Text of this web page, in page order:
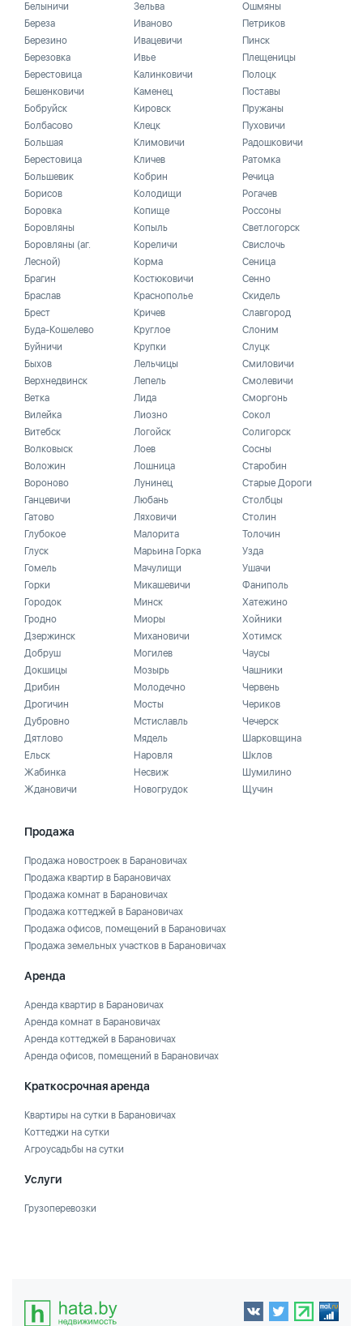
Белыничи
Береза
Березино
Березовка
Берестовица
Бешенковичи
Бобруйск
Болбасово
Большая
Берестовица
Большевик
Борисов
Боровка
Боровляны
Боровляны (аг.
Лесной)
Брагин
Браслав
Брест
Буда-Кошелево
Буйничи
Быхов
Верхнедвинск
Ветка
Вилейка
Витебск
Волковыск
Воложин
Вороново
Ганцевичи
Гатово
Глубокое
Глуск
Гомель
Горки
Городок
Гродно
Дзержинск
Добруш
Докшицы
Дрибин
Дрогичин
Дубровно
Дятлово
Ельск
Жабинка
Ждановичи
Зельва
Иваново
Ивацевичи
Ивье
Калинковичи
Каменец
Кировск
Клецк
Климовичи
Кличев
Кобрин
Колодищи
Копище
Копыль
Кореличи
Корма
Костюковичи
Краснополье
Кричев
Круглое
Крупки
Лельчицы
Лепель
Лида
Лиозно
Логойск
Лоев
Лошница
Лунинец
Любань
Ляховичи
Малорита
Марьина Горка
Мачулищи
Микашевичи
Минск
Миоры
Михановичи
Могилев
Мозырь
Молодечно
Мосты
Мстиславль
Мядель
Наровля
Несвиж
Новогрудок
Ошмяны
Петриков
Пинск
Плещеницы
Полоцк
Поставы
Пружаны
Пуховичи
Радошковичи
Ратомка
Речица
Рогачев
Россоны
Светлогорск
Свислочь
Сеница
Сенно
Скидель
Славгород
Слоним
Слуцк
Смиловичи
Смолевичи
Сморгонь
Сокол
Солигорск
Сосны
Старобин
Старые Дороги
Столбцы
Столин
Толочин
Узда
Ушачи
Фаниполь
Хатежино
Хойники
Хотимск
Чаусы
Чашники
Червень
Чериков
Чечерск
Шарковщина
Шклов
Шумилино
Щучин
Продажа
Продажа новостроек в Барановичах
Продажа квартир в Барановичах
Продажа комнат в Барановичах
Продажа коттеджей в Барановичах
Продажа офисов, помещений в Барановичах
Продажа земельных участков в Барановичах
Аренда
Аренда квартир в Барановичах
Аренда комнат в Барановичах
Аренда коттеджей в Барановичах
Аренда офисов, помещений в Барановичах
Краткосрочная аренда
Квартиры на сутки в Барановичах
Коттеджи на сутки
Агроусадьбы на сутки
Услуги
Грузоперевозки